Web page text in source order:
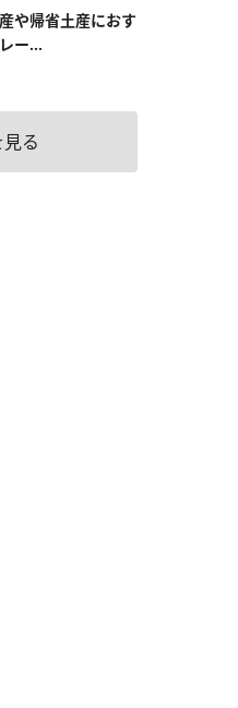
や帰省土産におす
ー...
る